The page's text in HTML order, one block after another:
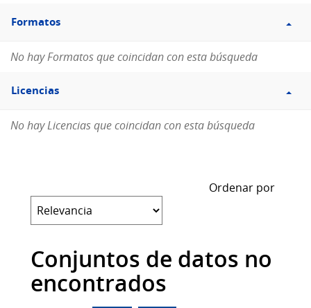
Filtro
Formatos
Formatos
No hay Formatos que coincidan con esta búsqueda
Filtro
Licencias
Licencias
No hay Licencias que coincidan con esta búsqueda
Ordenar por
Conjuntos de datos no
encontrados